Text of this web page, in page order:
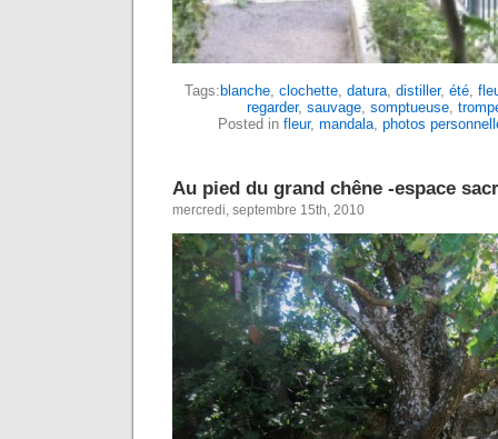
Tags: blanche, clochette, datura, distiller, été,
regarder, sauvage, somptueuse,
Posted in fleur, mandala, photos
Au pied du grand chêne -espace
mercredi, septembre 15th, 2010